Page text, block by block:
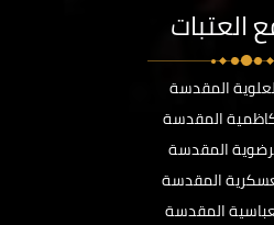
العتبات
المقدسة
المقدسة
المقدسة
المقدسة
المقدسة